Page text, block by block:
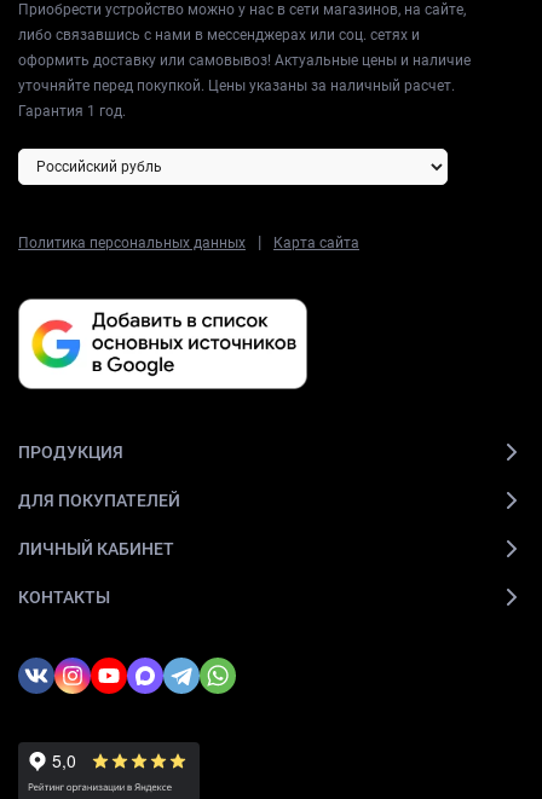
Приобрести устройство можно у нас в сети магазинов, на сайте,
либо связавшись с нами в мессенджерах или соц. сетях и
оформить доставку или самовывоз! Актуальные цены и наличие
уточняйте перед покупкой. Цены указаны за наличный расчет.
Гарантия 1 год.
Политика персональных данных | Карта сайта
ПРОДУКЦИЯ
ДЛЯ ПОКУПАТЕЛЕЙ
ЛИЧНЫЙ КАБИНЕТ
КОНТАКТЫ